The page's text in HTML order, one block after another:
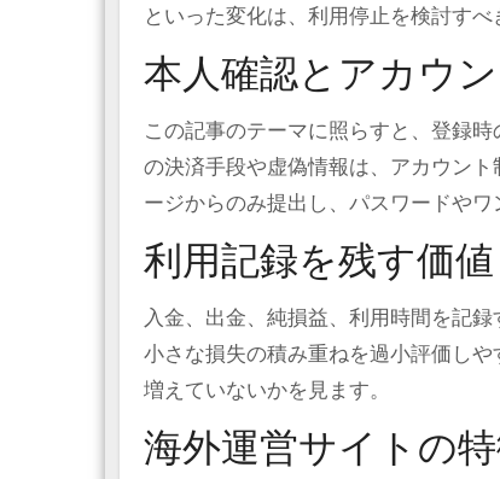
といった変化は、利用停止を検討すべ
本人確認とアカウ
この記事のテーマに照らすと、登録
の決済手段や虚偽情報は、アカウン
ージからのみ提出し、パスワードや
利用記録を残す価値
入金、出金、純損益、利用時間を記
小さな損失の積み重ねを過小評価し
増えていないかを見ます。
海外運営サイトの